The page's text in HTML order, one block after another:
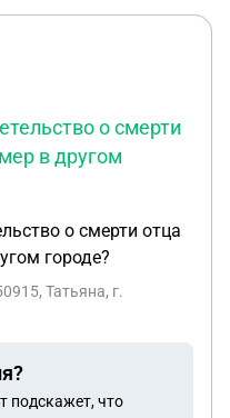
о смерти
в другом
о смерти отца
городе?
Татьяна, г.
подскажет, что